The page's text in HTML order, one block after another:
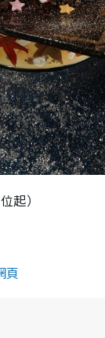
起）
頁